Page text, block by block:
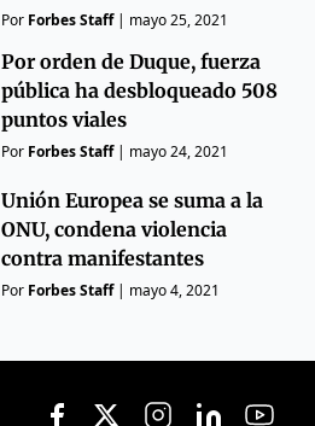
Por Forbes Staff| mayo 25, 2021
Por orden de Duque, fuerza
pública ha desbloqueado 508
puntos viales
Por Forbes Staff| mayo 24, 2021
Unión Europea se suma a la
ONU, condena violencia
contra manifestantes
Por Forbes Staff| mayo 4, 2021